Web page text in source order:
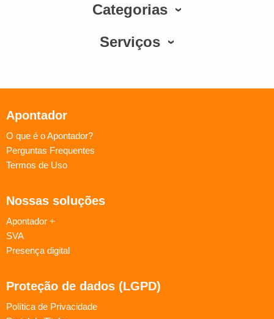
Categorias
Serviços
Apontador
O que é o Apontador?
Perguntas Frequentes
Termos de Uso
Nossas soluções
Apontador +
SVA
Presença digital
Proteção de dados (LGPD)
Política de Privacidade